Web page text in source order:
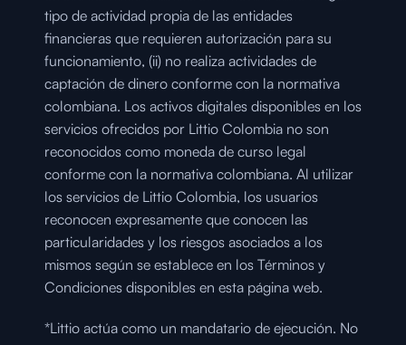
tipo de actividad propia de las entidades
financieras que requieren autorización para su
funcionamiento, (ii) no realiza actividades de
captación de dinero conforme con la normativa
colombiana. Los activos digitales disponibles en los
servicios ofrecidos por Littio Colombia no son
reconocidos como moneda de curso legal
conforme con la normativa colombiana. Al utilizar
los servicios de Littio Colombia, los usuarios
reconocen expresamente que conocen las
particularidades y los riesgos asociados a los
mismos según se establece en los Términos y
Condiciones disponibles en esta página web.
*Littio actúa como un mandatario de ejecución. No